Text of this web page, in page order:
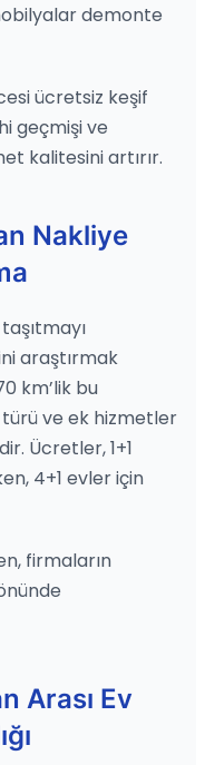
demonte
ücretsiz keşif
geçmişi ve
kalitesini artırır.
Nakliye
araştırmak
km’lik bu
ve ek hizmetler
Ücretler, 1+1
4+1 evler için
firmaların
Arası Ev